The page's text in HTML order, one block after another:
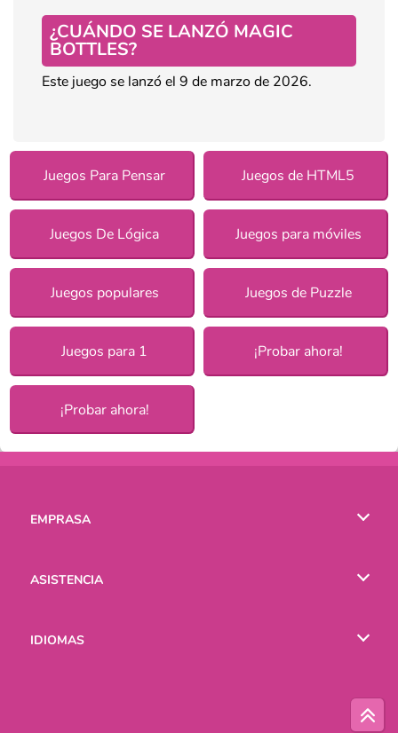
¿CUÁNDO SE LANZÓ MAGIC
BOTTLES?
Este juego se lanzó el 9 de marzo de 2026.
Juegos Para Pensar Juegos de HTML5
Juegos De Lógica Juegos para móviles
Juegos populares Juegos de Puzzle
Juegos para 1 ¡Probar ahora!
¡Probar ahora!
EMPRASA
ASISTENCIA
IDIOMAS